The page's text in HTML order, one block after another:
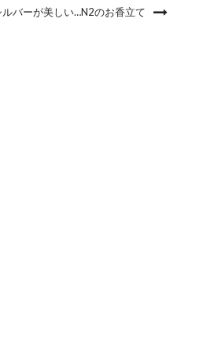
バーが美しい…N2のお香立て